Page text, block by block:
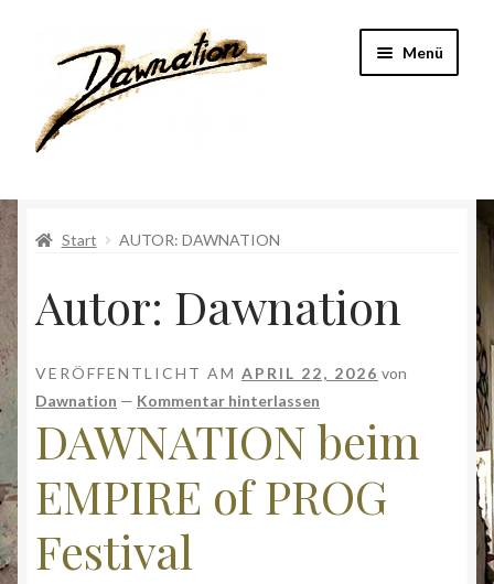
Navigation
springen
Inhalt
springen
Menü
Band
DataExperts
Kontakt
Start AUTOR: DAWNATION
Autor: Dawnation
VERÖFFENTLICHT AM APRIL 22, 2026 von
Dawnation — Kommentar hinterlassen
DAWNATION beim
EMPIRE of PROG
Festival